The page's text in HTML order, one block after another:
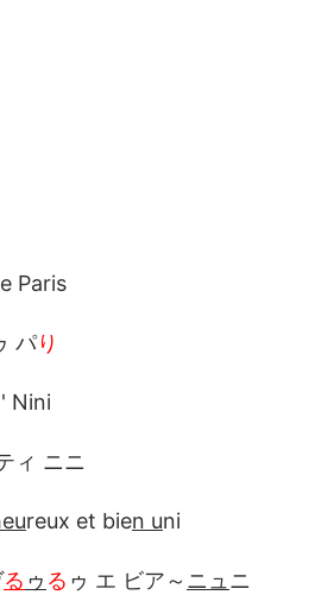
Paris
パり
Nini
ィ ニニ
reux et bien uni
る ゥ る ゥ エ ビア～ ニュ ニ